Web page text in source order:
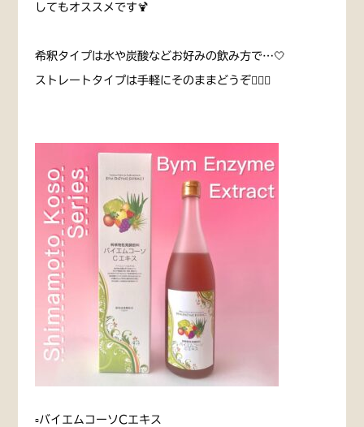
してもオススメです🍹
希釈タイプは水や炭酸などお好みの飲み方で…🤍
ストレートタイプは手軽にそのままどうぞ👌🏻🌟
▫️バイエムコーソCエキス